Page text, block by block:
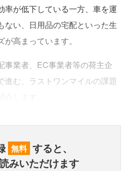
率が低下している一方、車を運
ない、日用品の宅配といった生
高まっています。
業者、EC事業者等の荷主企
進む、ラストワンマイルの課題
無料 すると、
みいただけます